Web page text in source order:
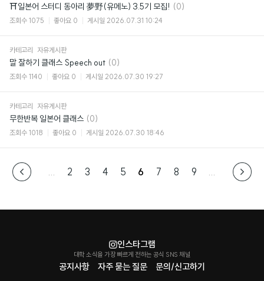
⛩일본어 스터디 동아리 夢野(유메노) 3.5기 모집! 댓
(0)
조회수 1075 좋아요 0 게시일 2026.07.31 10:24
카테고리 자유게시판
말 잘하기 클래스 Speech out 댓
글
(0)
조회수 1140 좋아요 0 게시일 2026.07.30 19:27
카테고리 자유게시판
무한반복 일본어 클래스 댓
글
(0)
조회수 1018 좋아요 0 게시일 2026.07.30 18:46
2 3 4 5 6 7 8 9
공지사항 자주 묻는 질문 문의/신고하기
인스타그램
대학 소식을 가장 빠르게 전하는 공식 SNS 채널